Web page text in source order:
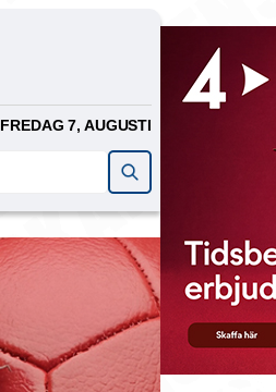
FREDAG 7, AUGUSTI